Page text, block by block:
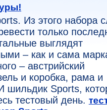
Из этого набора
только
выглядят
– как и сама
– австрийский
и коробка, рама и
шильдик Sports,
тестовый день.